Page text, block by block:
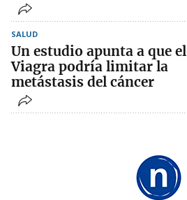
SALUD
Un estudio apunta a que el
Viagra podría limitar la
metástasis del cáncer